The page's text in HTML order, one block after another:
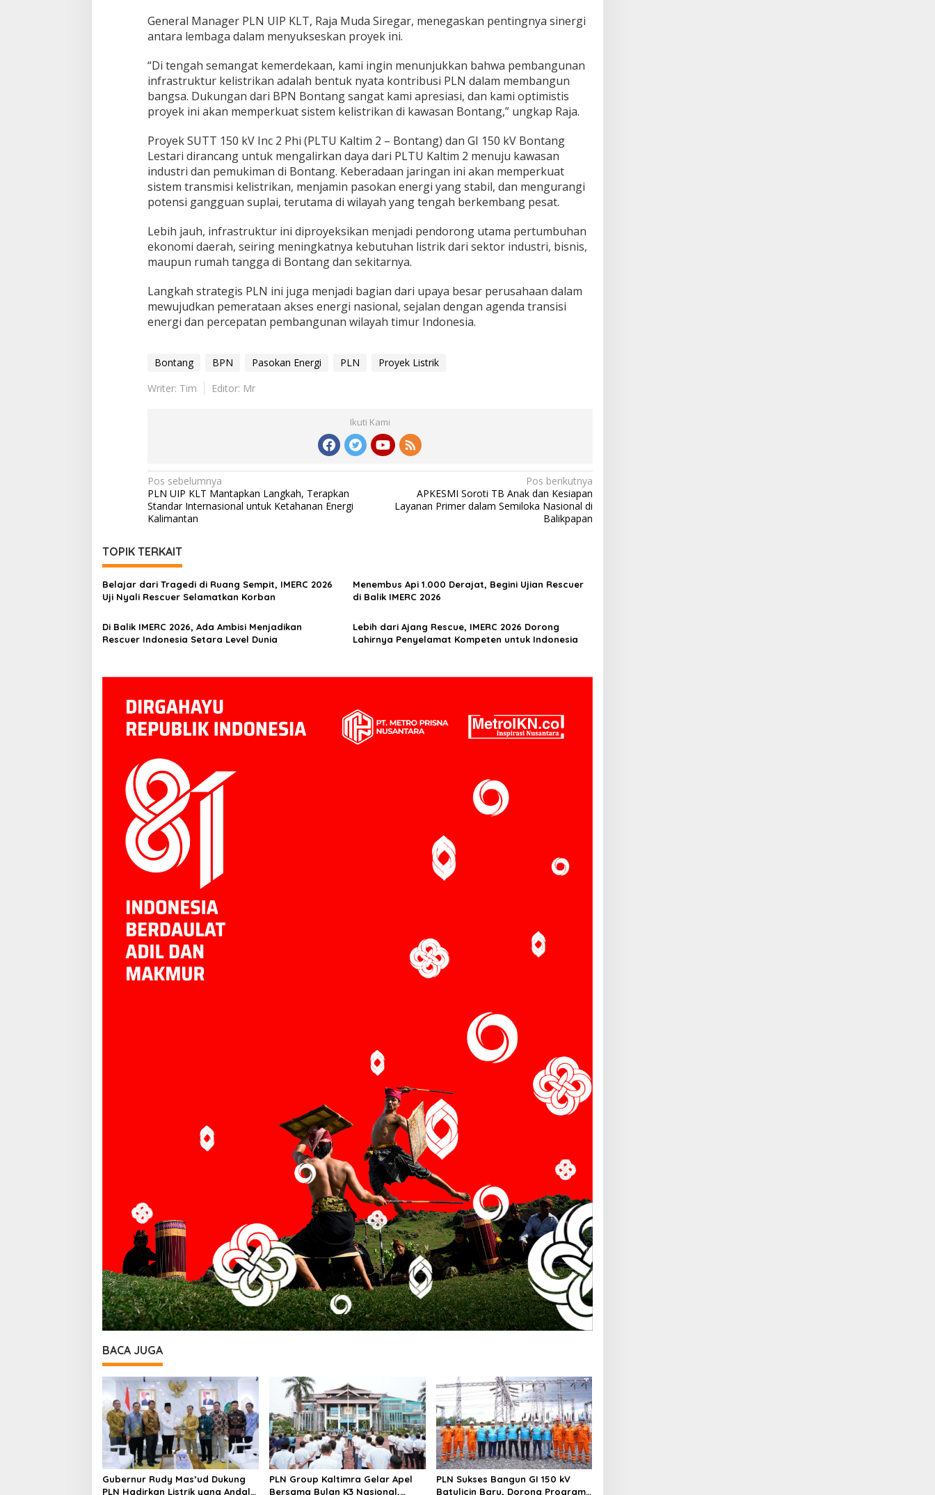
General Manager PLN UIP KLT, Raja Muda Siregar, menegaskan pentingnya sinergi
antara lembaga dalam menyukseskan proyek ini.
“Di tengah semangat kemerdekaan, kami ingin menunjukkan bahwa pembangunan
infrastruktur kelistrikan adalah bentuk nyata kontribusi PLN dalam membangun
bangsa. Dukungan dari BPN Bontang sangat kami apresiasi, dan kami optimistis
proyek ini akan memperkuat sistem kelistrikan di kawasan Bontang,” ungkap Raja.
Proyek SUTT 150 kV Inc 2 Phi (PLTU Kaltim 2 – Bontang) dan GI 150 kV Bontang
Lestari dirancang untuk mengalirkan daya dari PLTU Kaltim 2 menuju kawasan
industri dan pemukiman di Bontang. Keberadaan jaringan ini akan memperkuat
sistem transmisi kelistrikan, menjamin pasokan energi yang stabil, dan mengurangi
potensi gangguan suplai, terutama di wilayah yang tengah berkembang pesat.
Lebih jauh, infrastruktur ini diproyeksikan menjadi pendorong utama pertumbuhan
ekonomi daerah, seiring meningkatnya kebutuhan listrik dari sektor industri, bisnis,
maupun rumah tangga di Bontang dan sekitarnya.
Langkah strategis PLN ini juga menjadi bagian dari upaya besar perusahaan dalam
mewujudkan pemerataan akses energi nasional, sejalan dengan agenda transisi
energi dan percepatan pembangunan wilayah timur Indonesia.
Bontang BPN Pasokan Energi PLN
Proyek Listrik
Writer: Tim
Editor: Mr
Ikuti Kami
Navigasi
pos
Pos sebelumnya
PLN UIP KLT Mantapkan Langkah, Terapkan
Standar Internasional untuk Ketahanan Energi
Kalimantan
Pos berikutnya
APKESMI Soroti TB Anak dan Kesiapan
Layanan Primer dalam Semiloka Nasional di
Balikpapan
TOPIK TERKAIT
Belajar dari Tragedi di Ruang Sempit, IMERC 2026
Uji Nyali Rescuer Selamatkan Korban
Menembus Api 1.000 Derajat, Begini Ujian Rescuer
di Balik IMERC 2026
Di Balik IMERC 2026, Ada Ambisi Menjadikan
Rescuer Indonesia Setara Level Dunia
Lebih dari Ajang Rescue, IMERC 2026 Dorong
Lahirnya Penyelamat Kompeten untuk Indonesia
BACA JUGA
Gubernur Rudy Mas’ud Dukung
PLN Hadirkan Listrik yang Andal
PLN Group Kaltimra Gelar Apel
Bersama Bulan K3 Nasional,
PLN Sukses Bangun GI 150 kV
Batulicin Baru, Dorong Program